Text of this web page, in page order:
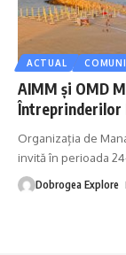
ACTUAL
AIMM și OMD
Întreprinderilor
Organizația de
invită în perioada
Dobrogea Explore